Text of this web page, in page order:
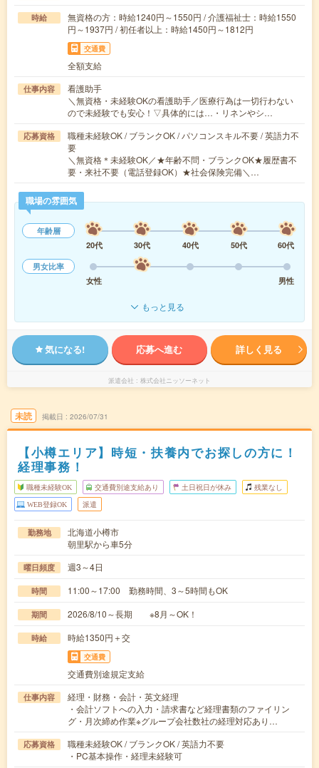
時給
無資格の方：時給1240円～1550円 / 介護福祉士：時給1550
円～1937円 / 初任者以上：時給1450円～1812円
交通費
全額支給
仕事内容
看護助手
＼無資格・未経験OKの看護助手／医療行為は一切行わない
ので未経験でも安心！▽具体的には…・リネンやシ…
応募資格
職種未経験OK / ブランクOK / パソコンスキル不要 / 英語力不
要
＼無資格＊未経験OK／★年齢不問・ブランクOK★履歴書不
要・来社不要（電話登録OK）★社会保険完備＼…
職場の雰囲気
年齢層
20代
30代 40代 50代
60代
男女比率
女性
男性
もっと見る
気になる! 応募へ進む 詳しく見る
派遣会社 株式会社ニッソーネット
未読 掲載日 2026/07/31
【小樽エリア】時短・扶養内でお探しの方に！
経理事務！
職種未経験OK 交通費別途支給あり 土日祝日が休み 残業なし
WEB登録OK 派遣
勤務地
北海道小樽市
朝里駅から車5分
曜日頻度 週3～4日
時間 11:00～17:00 勤務時間、3～5時間もOK
期間 2026/8/10～長期 ※8月～OK！
時給 時給1350円＋交
交通費
交通費別途規定支給
仕事内容
経理・財務・会計・英文経理
・会計ソフトへの入力・請求書など経理書類のファイリン
グ・月次締め作業※グループ会社数社の経理対応あり…
応募資格
職種未経験OK / ブランクOK / 英語力不要
・PC基本操作・経理未経験可